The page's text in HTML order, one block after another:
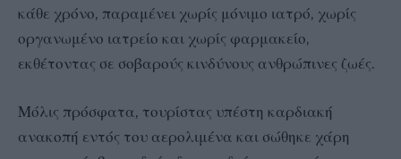
κάθε χρόνο, παραμένει χωρίς μόνιμο ιατρό, χωρίς
οργανωμένο ιατρείο και χωρίς φαρμακείο,
εκθέτοντας σε σοβαρούς κινδύνους ανθρώπινες ζωές.
Μόλις πρόσφατα, τουρίστας υπέστη καρδιακή
ανακοπή εντός του αερολιμένα και σώθηκε χάρη